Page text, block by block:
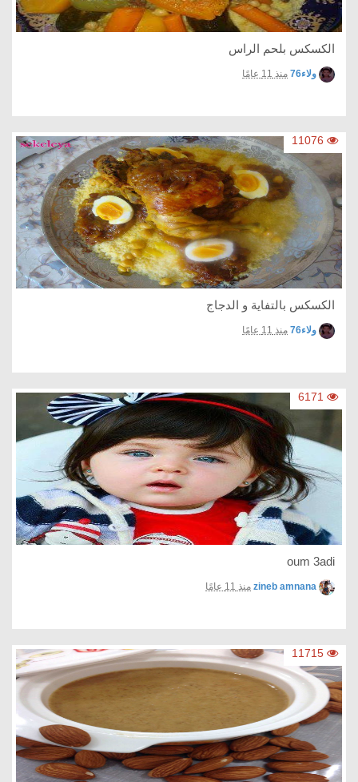
الكسكس بلحم الراس
ولاء76 منذ 11 عامًا
11076
الكسكس بالتفاية و الدجاج
ولاء76 منذ 11 عامًا
6171
oum 3adi
zineb amnana منذ 11 عامًا
11715